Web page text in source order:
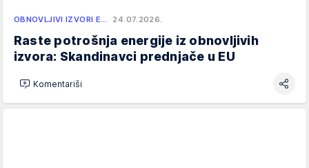
OBNOVLJIVI IZVORI E… 24.07.2026.
Raste potrošnja energije iz obnovljivih
izvora: Skandinavci prednjače u EU
Komentariši